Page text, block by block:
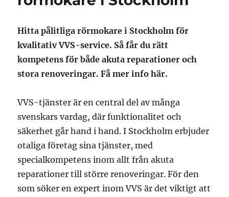
Hitta pålitliga rörmokare i Stockholm för
kvalitativ VVS-service. Så får du rätt
kompetens för både akuta reparationer och
stora renoveringar. Få mer info här.
VVS-tjänster är en central del av många
svenskars vardag, där funktionalitet och
säkerhet går hand i hand. I Stockholm erbjuder
otaliga företag sina tjänster, med
specialkompetens inom allt från akuta
reparationer till större renoveringar. För den
som söker en expert inom VVS är det viktigt att